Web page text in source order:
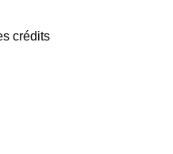
crédits